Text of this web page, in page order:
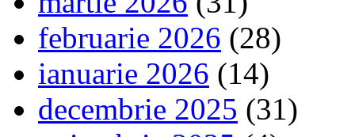
februarie 2026 (28)
ianuarie 2026 (14)
decembrie 2025 (31)